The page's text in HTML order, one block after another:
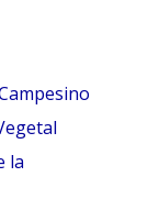
la